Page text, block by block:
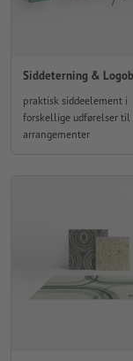
Siddeterning &
praktisk siddeelement i
forskellige udførelser til
arrangementer